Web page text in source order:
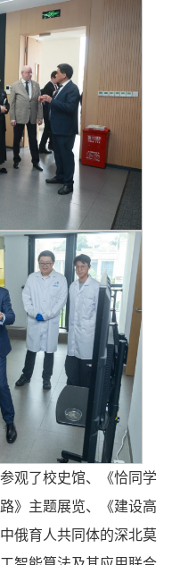
观了校史馆、《恰同学
》主题展览、《建设高
俄育人共同体的深北莫